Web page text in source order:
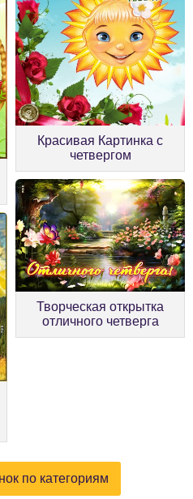
Красивая Картинка с
четвергом
Творческая открытка
отличного четверга
по категориям